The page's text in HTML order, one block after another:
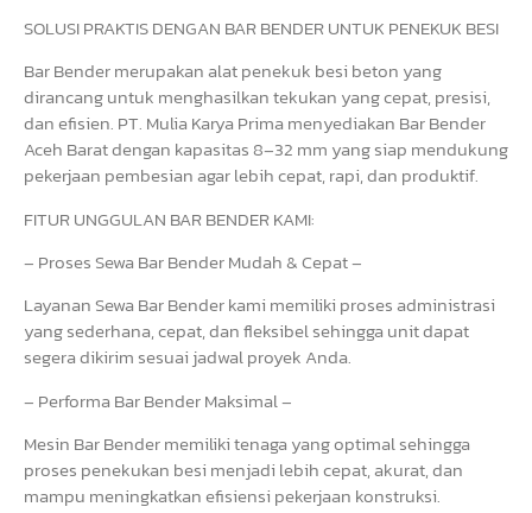
SOLUSI PRAKTIS DENGAN BAR BENDER UNTUK PENEKUK BESI
Bar Bender merupakan alat penekuk besi beton yang
dirancang untuk menghasilkan tekukan yang cepat, presisi,
dan efisien. PT. Mulia Karya Prima menyediakan Bar Bender
Aceh Barat dengan kapasitas 8–32 mm yang siap mendukung
pekerjaan pembesian agar lebih cepat, rapi, dan produktif.
FITUR UNGGULAN BAR BENDER KAMI:
– Proses Sewa Bar Bender Mudah & Cepat –
Layanan Sewa Bar Bender kami memiliki proses administrasi
yang sederhana, cepat, dan fleksibel sehingga unit dapat
segera dikirim sesuai jadwal proyek Anda.
– Performa Bar Bender Maksimal –
Mesin Bar Bender memiliki tenaga yang optimal sehingga
proses penekukan besi menjadi lebih cepat, akurat, dan
mampu meningkatkan efisiensi pekerjaan konstruksi.